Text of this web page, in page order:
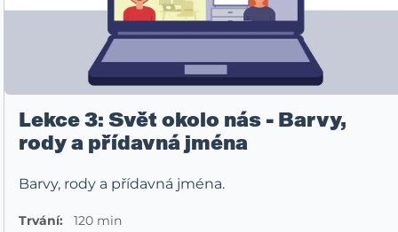
Lekce 3: Svět okolo nás - Barvy,
rody a přídavná jména
Barvy, rody a přídavná jména.
Trvání: 120 min